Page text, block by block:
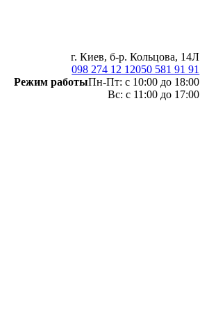
г. Киев, б-р. Кольцова, 14Л
098 274 12 12050 581 91 91
Режим работыПн-Пт: с 10:00 до 18:00
Вс: с 11:00 до 17:00